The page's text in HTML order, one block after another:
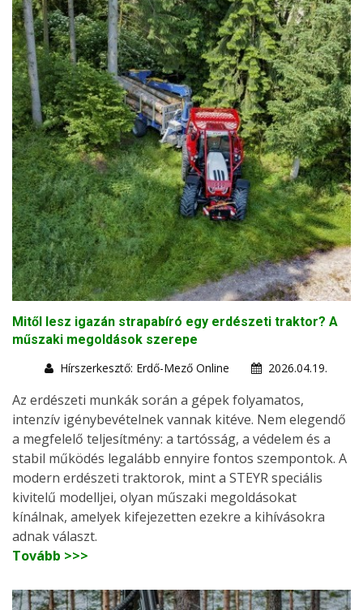
Mitől lesz igazán strapabíró egy erdészeti traktor? A
műszaki megoldások szerepe
Hírszerkesztő: Erdő-Mező Online
2026.04.19.
Az erdészeti munkák során a gépek folyamatos,
intenzív igénybevételnek vannak kitéve. Nem elegendő
a megfelelő teljesítmény: a tartósság, a védelem és a
stabil működés legalább ennyire fontos szempontok. A
modern erdészeti traktorok, mint a STEYR speciális
kivitelű modelljei, olyan műszaki megoldásokat
kínálnak, amelyek kifejezetten ezekre a kihívásokra
adnak választ.
Tovább >>>